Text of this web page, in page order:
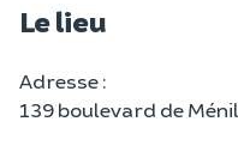
Le lieu
Adresse :
139 boulevard de